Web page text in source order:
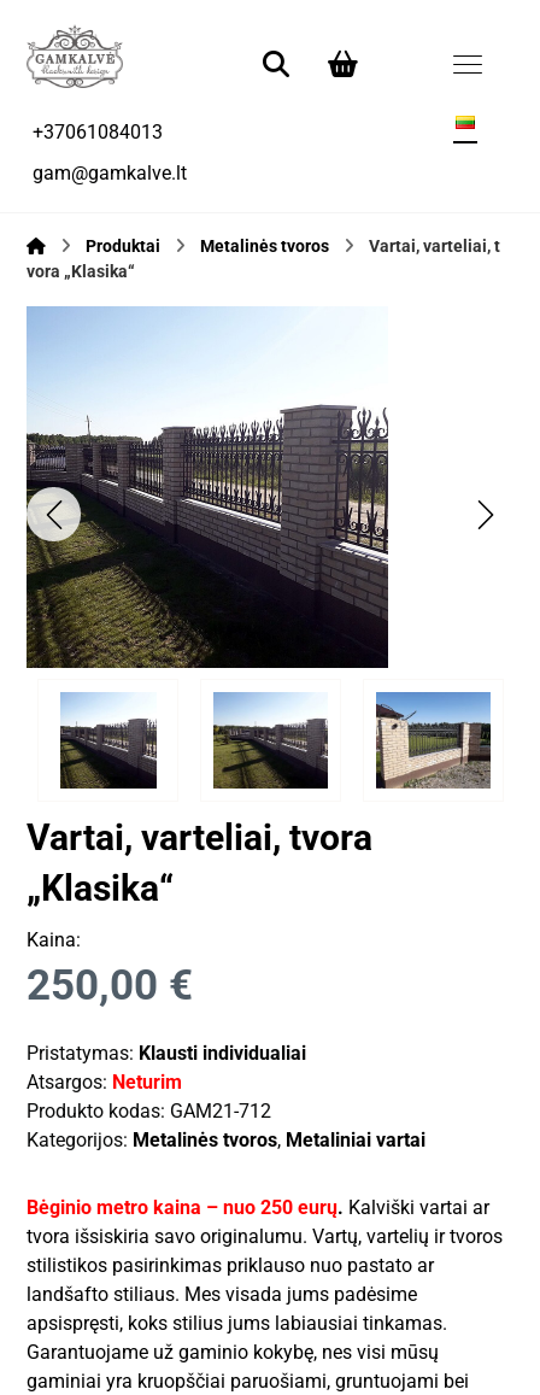
+37061084013
gam@gamkalve.lt
Produktai Metalinės tvoros
Vartai, varteliai, t
vora „Klasika“
Vartai, varteliai, tvora
„Klasika“
Kaina:
250,00 €
Pristatymas: Klausti individualiai
Atsargos: Neturim
Produkto kodas: GAM21-712
Kategorijos: Metalinės tvoros, Metaliniai vartai
Bėginio metro kaina – nuo 250 eurų. Kalviški vartai ar
tvora išsiskiria savo originalumu. Vartų, vartelių ir tvoros
stilistikos pasirinkimas priklauso nuo pastato ar
landšafto stiliaus. Mes visada jums padėsime
apsispręsti, koks stilius jums labiausiai tinkamas.
Garantuojame už gaminio kokybę, nes visi mūsų
gaminiai yra kruopščiai paruošiami, gruntuojami bei